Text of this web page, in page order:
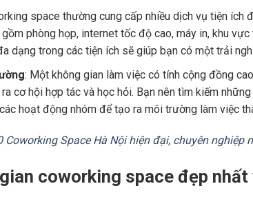
space thường cung cấp nhiều dịch vụ tiện ích
phòng họp, internet tốc độ cao, máy in, khu
dạng trong các tiện ích sẽ giúp bạn có một trải
: Một không gian làm việc có tính cộng đồng
cơ hội hợp tác và học hỏi. Bạn nên tìm kiếm
hoạt động nhóm để tạo ra môi trường làm việc
Coworking Space Hà Nội hiện đại, chuyên nghiệp
coworking space đẹp